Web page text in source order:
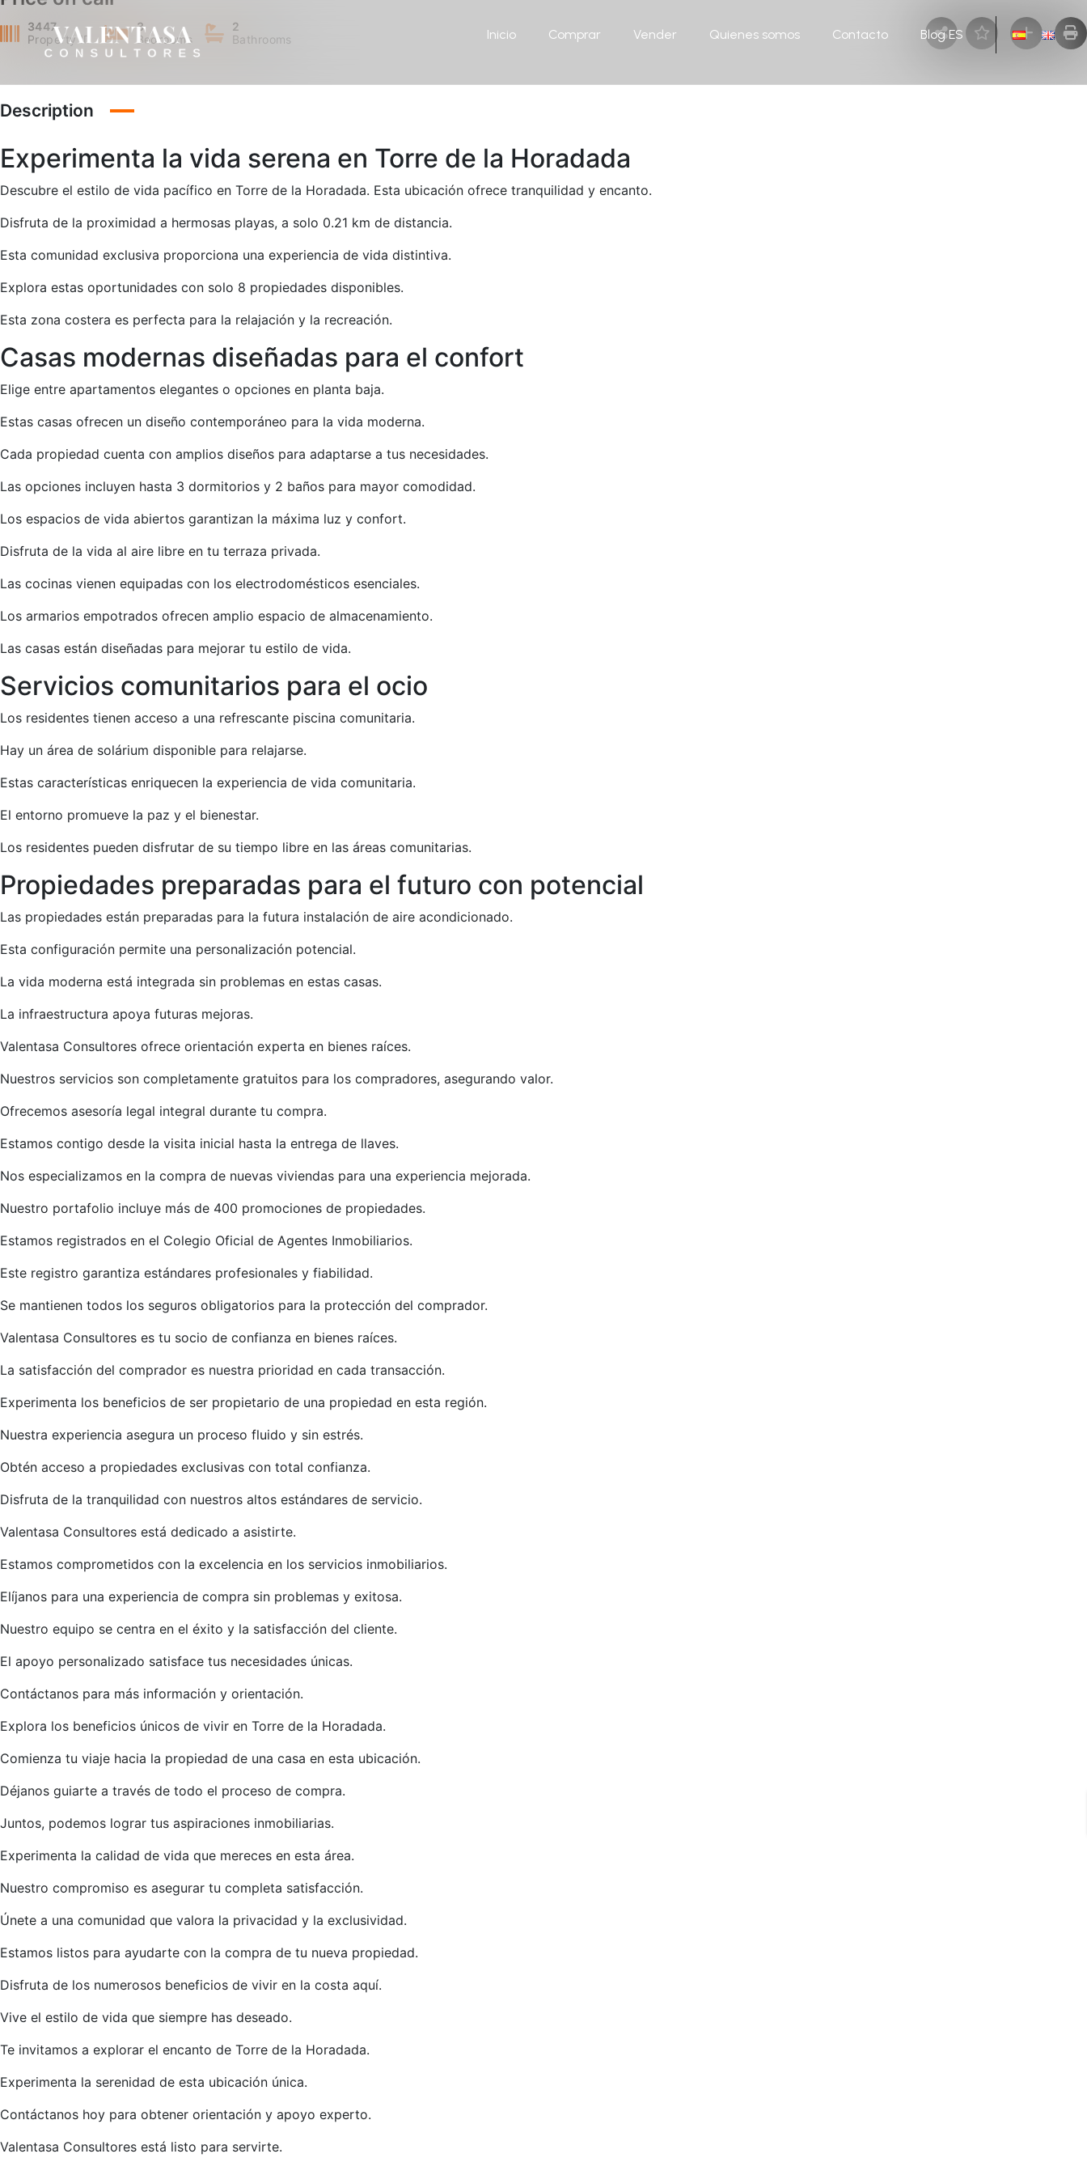
Inicio Comprar Vender Quienes somos Contacto Blog ES
3447
Property ID
3
Bedrooms
2
Bathrooms
Description
Experimenta la vida serena en Torre de la Horadada
Descubre el estilo de vida pacífico en Torre de la Horadada. Esta ubicación ofrece tranquilidad y encanto.
Disfruta de la proximidad a hermosas playas, a solo 0.21 km de distancia.
Esta comunidad exclusiva proporciona una experiencia de vida distintiva.
Explora estas oportunidades con solo 8 propiedades disponibles.
Esta zona costera es perfecta para la relajación y la recreación.
Casas modernas diseñadas para el confort
Elige entre apartamentos elegantes o opciones en planta baja.
Estas casas ofrecen un diseño contemporáneo para la vida moderna.
Cada propiedad cuenta con amplios diseños para adaptarse a tus necesidades.
Las opciones incluyen hasta 3 dormitorios y 2 baños para mayor comodidad.
Los espacios de vida abiertos garantizan la máxima luz y confort.
Disfruta de la vida al aire libre en tu terraza privada.
Las cocinas vienen equipadas con los electrodomésticos esenciales.
Los armarios empotrados ofrecen amplio espacio de almacenamiento.
Las casas están diseñadas para mejorar tu estilo de vida.
Servicios comunitarios para el ocio
Los residentes tienen acceso a una refrescante piscina comunitaria.
Hay un área de solárium disponible para relajarse.
Estas características enriquecen la experiencia de vida comunitaria.
El entorno promueve la paz y el bienestar.
Los residentes pueden disfrutar de su tiempo libre en las áreas comunitarias.
Propiedades preparadas para el futuro con potencial
Las propiedades están preparadas para la futura instalación de aire acondicionado.
Esta configuración permite una personalización potencial.
La vida moderna está integrada sin problemas en estas casas.
La infraestructura apoya futuras mejoras.
Valentasa Consultores ofrece orientación experta en bienes raíces.
Nuestros servicios son completamente gratuitos para los compradores, asegurando valor.
Ofrecemos asesoría legal integral durante tu compra.
Estamos contigo desde la visita inicial hasta la entrega de llaves.
Nos especializamos en la compra de nuevas viviendas para una experiencia mejorada.
Nuestro portafolio incluye más de 400 promociones de propiedades.
Estamos registrados en el Colegio Oficial de Agentes Inmobiliarios.
Este registro garantiza estándares profesionales y fiabilidad.
Se mantienen todos los seguros obligatorios para la protección del comprador.
Valentasa Consultores es tu socio de confianza en bienes raíces.
La satisfacción del comprador es nuestra prioridad en cada transacción.
Experimenta los beneficios de ser propietario de una propiedad en esta región.
Nuestra experiencia asegura un proceso fluido y sin estrés.
Obtén acceso a propiedades exclusivas con total confianza.
Disfruta de la tranquilidad con nuestros altos estándares de servicio.
Valentasa Consultores está dedicado a asistirte.
Estamos comprometidos con la excelencia en los servicios inmobiliarios.
Elíjanos para una experiencia de compra sin problemas y exitosa.
Nuestro equipo se centra en el éxito y la satisfacción del cliente.
El apoyo personalizado satisface tus necesidades únicas.
Contáctanos para más información y orientación.
Explora los beneficios únicos de vivir en Torre de la Horadada.
Comienza tu viaje hacia la propiedad de una casa en esta ubicación.
Déjanos guiarte a través de todo el proceso de compra.
Juntos, podemos lograr tus aspiraciones inmobiliarias.
Experimenta la calidad de vida que mereces en esta área.
Nuestro compromiso es asegurar tu completa satisfacción.
Únete a una comunidad que valora la privacidad y la exclusividad.
Estamos listos para ayudarte con la compra de tu nueva propiedad.
Disfruta de los numerosos beneficios de vivir en la costa aquí.
Vive el estilo de vida que siempre has deseado.
Te invitamos a explorar el encanto de Torre de la Horadada.
Experimenta la serenidad de esta ubicación única.
Contáctanos hoy para obtener orientación y apoyo experto.
Valentasa Consultores está listo para servirte.